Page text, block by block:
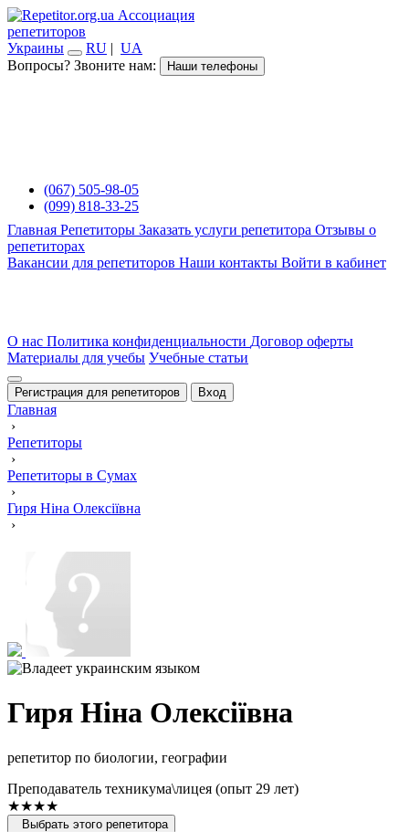
Ассоциация
репетиторов
Украины
RU | UA
Вопросы? Звоните нам:
Наши телефоны
(067) 505-98-05
(099) 818-33-25
Главная Репетиторы Заказать услуги репетитора Отзывы о
репетиторах
Вакансии для репетиторов Наши контакты Войти в кабинет
О нас Политика конфиденциальности Договор оферты
Материалы для учебы Учебные статьи
Регистрация для репетиторов Вход
Главная
›
Репетиторы
›
Репетиторы в Сумах
›
Гиря Ніна Олексіївна
›
Гиря Ніна Олексіївна
репетитор по биологии, географии
Преподаватель техникума\лицея (опыт 29 лет)
★★★★
Выбрать этого репетитора